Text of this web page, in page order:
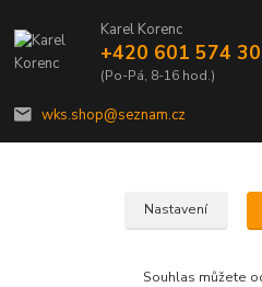
Karel Korenc
+420 601 574
(Po-Pá, 8-16 hod.)
wks.shop@seznam.cz
© Copyright 2021 - Young shop s.r.o.,
Nastavení
Souhlas můžete